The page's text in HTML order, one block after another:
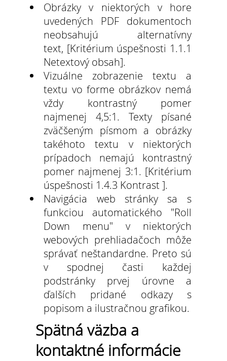
Obrázky v niektorých v hore
uvedených PDF dokumentoch
neobsahujú alternatívny
text, [Kritérium úspešnosti 1.1.1
Netextový obsah].
Vizuálne zobrazenie textu a
textu vo forme obrázkov nemá
vždy kontrastný pomer
najmenej 4,5:1. Texty písané
zväčšeným písmom a obrázky
takéhoto textu v niektorých
prípadoch nemajú kontrastný
pomer najmenej 3:1. [Kritérium
úspešnosti 1.4.3 Kontrast ].
Navigácia web stránky sa s
funkciou automatického "Roll
Down menu" v niektorých
webových prehliadačoch môže
správať neštandardne. Preto sú
v spodnej časti každej
podstránky prvej úrovne a
ďalších pridané odkazy s
popisom a ilustračnou grafikou.
Spätná väzba a
kontaktné informácie